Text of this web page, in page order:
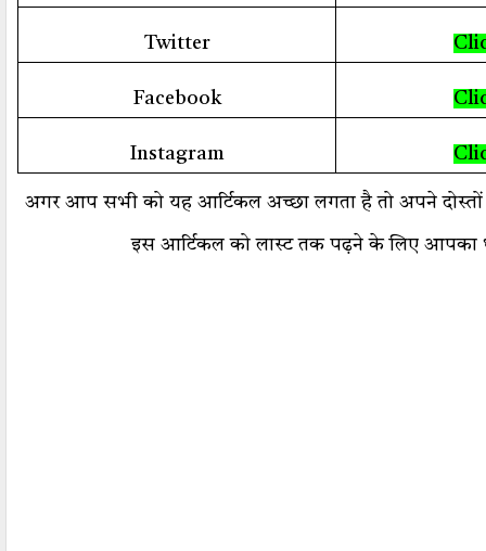
Twitter
Facebook
Instagram
अगर आप सभी को यह आर्टिकल अच्छा लगता है तो अपने
इस आर्टिकल को लास्ट तक पढ़ने के लिए आपका